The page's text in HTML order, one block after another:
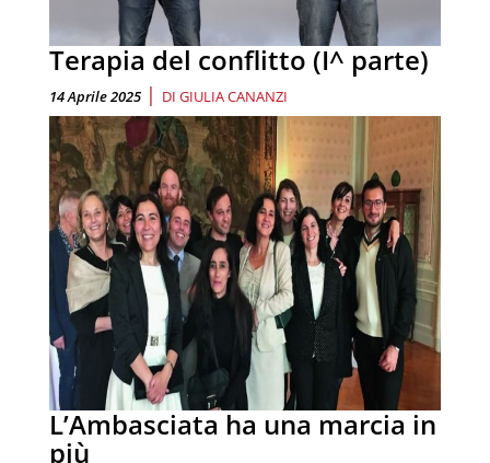
Terapia del conflitto (I^ parte)
14 Aprile 2025 | DI GIULIA CANANZI
L’Ambasciata ha una marcia in
più